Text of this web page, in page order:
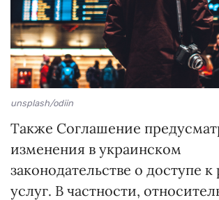
unsplash/odiin
Также Соглашение
изменения в украинском
законодательстве о доступе
услуг. В частности,